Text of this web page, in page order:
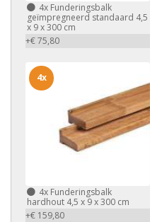
4x Funderingsbalk
geïmpregneerd standaard 4,5
x 9 x 300 cm
+€ 75,80
4x Funderingsbalk
hardhout 4,5 x 9 x 300 cm
+€ 159,80
4x